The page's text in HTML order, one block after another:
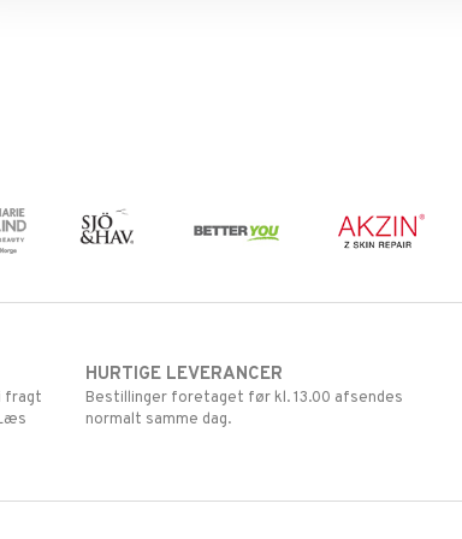
fragt
HURTIGE LEVERANCER
Bestillinger foretaget før kl. 13.00 afsendes
normalt samme dag.